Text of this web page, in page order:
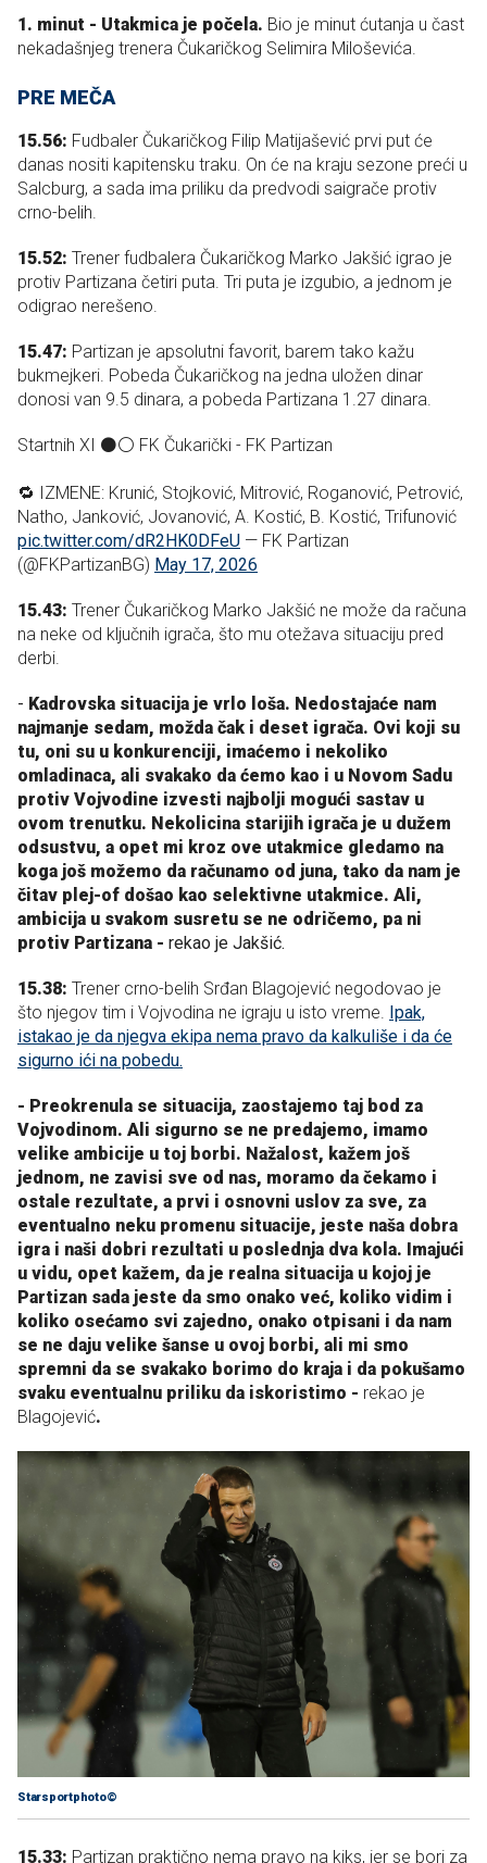
1. minut - Utakmica je počela. Bio je minut ćutanja u čast
nekadašnjeg trenera Čukaričkog Selimira Miloševića.
PRE MEČA
15.56: Fudbaler Čukaričkog Filip Matijašević prvi put će
danas nositi kapitensku traku. On će na kraju sezone preći u
Salcburg, a sada ima priliku da predvodi saigrače protiv
crno-belih.
15.52: Trener fudbalera Čukaričkog Marko Jakšić igrao je
protiv Partizana četiri puta. Tri puta je izgubio, a jednom je
odigrao nerešeno.
15.47: Partizan je apsolutni favorit, barem tako kažu
bukmejkeri. Pobeda Čukaričkog na jedna uložen dinar
donosi van 9.5 dinara, a pobeda Partizana 1.27 dinara.
Startnih XI ⚫⚪️ FK Čukarički - FK Partizan
🔁 IZMENE: Krunić, Stojković, Mitrović, Roganović, Petrović,
Natho, Janković, Jovanović, A. Kostić, B. Kostić, Trifunović
pic.twitter.com/dR2HK0DFeU — FK Partizan
(@FKPartizanBG) May 17, 2026
15.43: Trener Čukaričkog Marko Jakšić ne može da računa
na neke od ključnih igrača, što mu otežava situaciju pred
derbi.
- Kadrovska situacija je vrlo loša. Nedostajaće nam
najmanje sedam, možda čak i deset igrača. Ovi koji su
tu, oni su u konkurenciji, imaćemo i nekoliko
omladinaca, ali svakako da ćemo kao i u Novom Sadu
protiv Vojvodine izvesti najbolji mogući sastav u
ovom trenutku. Nekolicina starijih igrača je u dužem
odsustvu, a opet mi kroz ove utakmice gledamo na
koga još možemo da računamo od juna, tako da nam je
čitav plej-of došao kao selektivne utakmice. Ali,
ambicija u svakom susretu se ne odričemo, pa ni
protiv Partizana - rekao je Jakšić.
15.38: Trener crno-belih Srđan Blagojević negodovao je
što njegov tim i Vojvodina ne igraju u isto vreme. Ipak,
istakao je da njegva ekipa nema pravo da kalkuliše i da će
sigurno ići na pobedu.
- Preokrenula se situacija, zaostajemo taj bod za
Vojvodinom. Ali sigurno se ne predajemo, imamo
velike ambicije u toj borbi. Nažalost, kažem još
jednom, ne zavisi sve od nas, moramo da čekamo i
ostale rezultate, a prvi i osnovni uslov za sve, za
eventualno neku promenu situacije, jeste naša dobra
igra i naši dobri rezultati u poslednja dva kola. Imajući
u vidu, opet kažem, da je realna situacija u kojoj je
Partizan sada jeste da smo onako već, koliko vidim i
koliko osećamo svi zajedno, onako otpisani i da nam
se ne daju velike šanse u ovoj borbi, ali mi smo
spremni da se svakako borimo do kraja i da pokušamo
svaku eventualnu priliku da iskoristimo - rekao je
Blagojević.
Starsportphoto©
15.33: Partizan praktično nema pravo na kiks, jer se bori za